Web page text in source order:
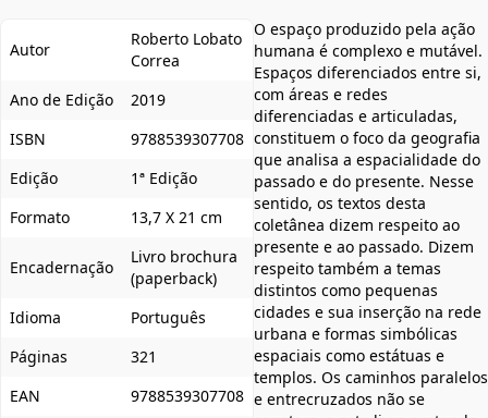
Autor
Roberto Lobato
Correa
Ano de Edição
2019
ISBN
9788539307708
Edição
1ª Edição
Formato
13,7 X 21 cm
Encadernação
Livro brochura
(paperback)
Idioma
Português
Páginas
321
EAN
9788539307708
O espaço produzido pela ação
humana é complexo e mutável.
Espaços diferenciados entre si,
com áreas e redes
diferenciadas e articuladas,
constituem o foco da geografia
que analisa a espacialidade do
passado e do presente. Nesse
sentido, os textos desta
coletânea dizem respeito ao
presente e ao passado. Dizem
respeito também a temas
distintos como pequenas
cidades e sua inserção na rede
urbana e formas simbólicas
espaciais como estátuas e
templos. Os caminhos paralelos
e entrecruzados não se